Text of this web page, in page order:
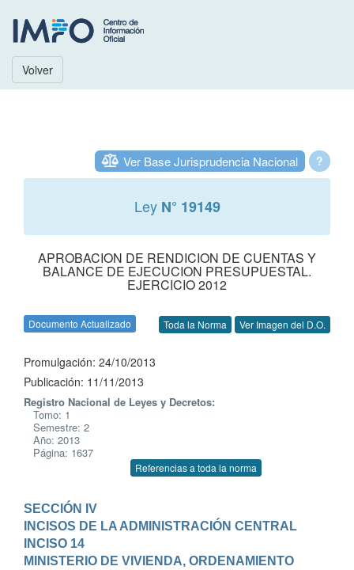
Volver
?
Ver Base Jurisprudencia Nacional
Ley N° 19149
APROBACION DE RENDICION DE CUENTAS Y
BALANCE DE EJECUCION PRESUPUESTAL.
EJERCICIO 2012
Documento Actualizado Toda la Norma Ver Imagen del D.O.
Promulgación: 24/10/2013
Publicación: 11/11/2013
Registro Nacional de Leyes y Decretos:
Tomo: 1
Semestre: 2
Año: 2013
Página: 1637
Referencias a toda la norma
SECCIÓN IV
INCISOS DE LA ADMINISTRACIÓN CENTRAL
INCISO 14
MINISTERIO DE VIVIENDA, ORDENAMIENTO